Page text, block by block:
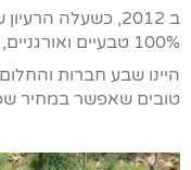
ב 2012, כשעלה
100% טבעיים ואורגניים, לא חשבנו עשר שנים קדימה.
היינו שבע חברות
טובים שאפשר במחיר